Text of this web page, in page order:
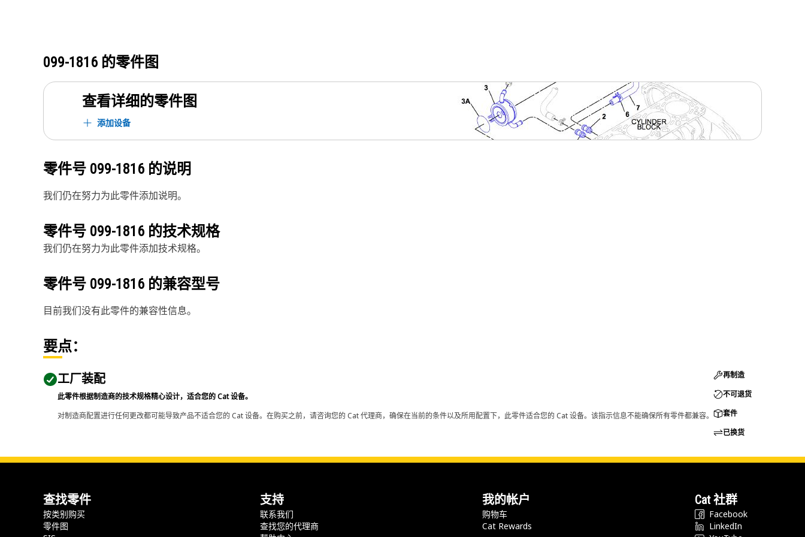
099-1816 的零件图
查看详细的零件图
添加设备
零件号 099-1816 的说明
我们仍在努力为此零件添加说明。
零件号 099-1816 的技术规格
我们仍在努力为此零件添加技术规格。
零件号 099-1816 的兼容型号
目前我们没有此零件的兼容性信息。
要点：
工厂装配
此零件根据制造商的技术规格精心设计，适合您的 Cat 设备。
对制造商配置进行任何更改都可能导致产品不适合您的 Cat 设备。在购买之前，请咨询您的 Cat 代理商，确保在当前的条件以及所用配置下，此零件适合您的 Cat 设备。该指示信息不能确保所有零件都兼容。
再制造
不可退货
套件
已换货
查找零件
按类别购买
零件图
支持
联系我们
查找您的代理商
我的帐户
购物车
Cat Rewards
Cat 社群
Facebook
LinkedIn